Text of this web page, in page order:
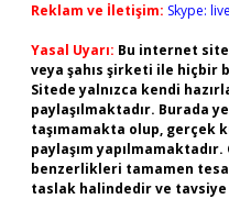
Reklam ve İletişim: Skype:
Yasal Uyarı: Bu internet
veya şahıs şirketi ile hiçbir
Sitede yalnızca kendi
paylaşılmaktadır. Burada
taşımamakta olup, gerçek
paylaşım
benzerlikleri tamamen
taslak halindedir ve